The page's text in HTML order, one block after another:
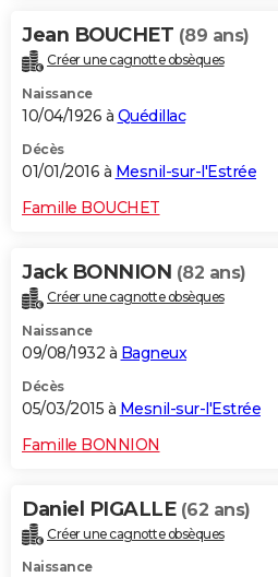
Jean BOUCHET (89 ans)
Créer une cagnotte obsèques
Naissance
10/04/1926 à Quédillac
Décès
01/01/2016 à Mesnil-sur-l'Estrée
Famille BOUCHET
Jack BONNION (82 ans)
Créer une cagnotte obsèques
Naissance
09/08/1932 à Bagneux
Décès
05/03/2015 à Mesnil-sur-l'Estrée
Famille BONNION
Daniel PIGALLE (62 ans)
Créer une cagnotte obsèques
Naissance